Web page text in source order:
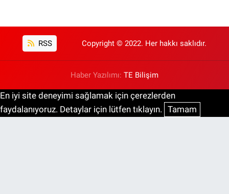
RSS Copyright © 2022. Her hakkı saklıdır.
Haber Yazılımı: TE Bilişim
En iyi site deneyimi sağlamak için çerezlerden
faydalanıyoruz. Detaylar için lütfen tıklayın. Tamam